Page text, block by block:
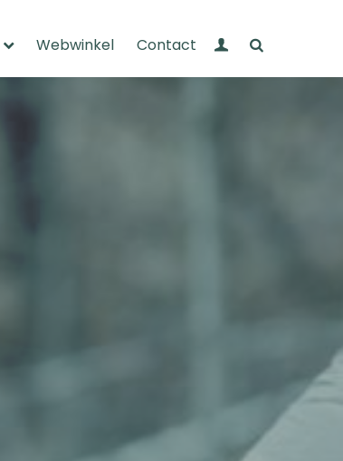
Webwinkel Contact Mijn Wandelnet